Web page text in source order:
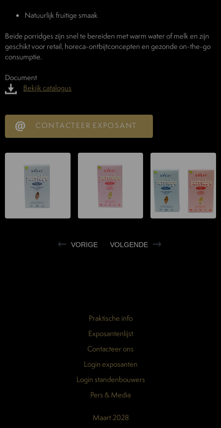
Natuurlijk fruitige smaak
Beide porridges zijn snel te bereiden met warm water of melk en zijn
geschikt voor retail, horeca-ontbijtconcepten en gezonde on-the-go
consumptie.
Document
Bekijk catalogus
CONTACTEER EXPOSANT
VORIGE VOLGENDE
Praktische info
Exposantenlijst
Contacteer ons
Login exposanten
Login standenbouwers
Pers & Media
Maart 2028